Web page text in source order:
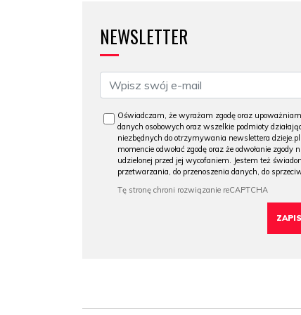
NEWSLETTER
Oświadczam, że wyrażam zgodę oraz
danych osobowych oraz wszelkie podmioty
niezbędnych do otrzymywania newslettera
momencie odwołać zgodę oraz że odwołanie
udzielonej przed jej wycofaniem. Jestem też
przetwarzania, do przenoszenia danych, do